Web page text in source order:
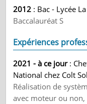
2012 : Bac - Lycée
Baccalauréat S
Expériences
2021 - à ce jour:
National chez Colt
Réalisation de
avec moteur ou